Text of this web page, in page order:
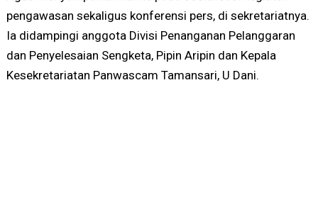
pengawasan sekaligus konferensi pers, di sekretariatnya.
Ia didampingi anggota Divisi Penanganan Pelanggaran
dan Penyelesaian Sengketa, Pipin Aripin dan Kepala
Kesekretariatan Panwascam Tamansari, U Dani.